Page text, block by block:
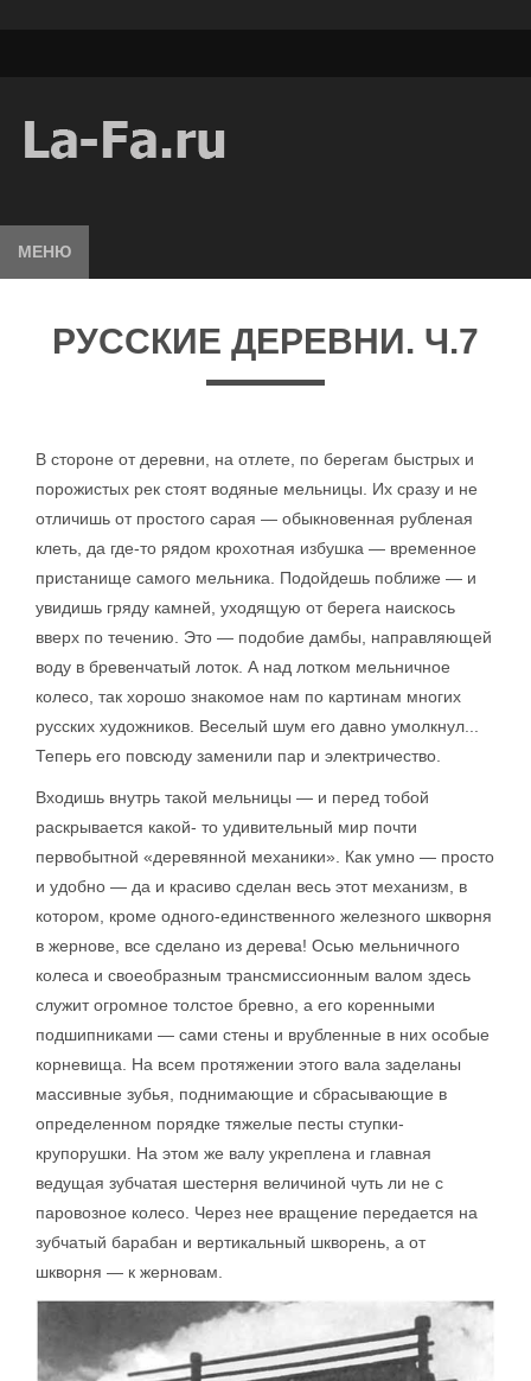
МЕНЮ
РУССКИЕ ДЕРЕВНИ. Ч.7
В стороне от деревни, на отлете, по берегам быстрых и
порожистых рек стоят водяные мельницы. Их сразу и не
отличишь от простого сарая — обыкновенная рубленая
клеть, да где-то рядом крохотная избушка — временное
пристанище самого мельника. Подойдешь поближе — и
увидишь гряду камней, уходящую от берега наискось
вверх по течению. Это — подобие дамбы, направляющей
воду в бревенчатый лоток. А над лотком мельничное
колесо, так хорошо знакомое нам по картинам многих
русских художников. Веселый шум его давно умолкнул...
Теперь его повсюду заменили пар и электричество.
Входишь внутрь такой мельницы — и перед тобой
раскрывается какой- то удивительный мир почти
первобытной «деревянной механики». Как умно — просто
и удобно — да и красиво сделан весь этот механизм, в
котором, кроме одного-единственного железного шкворня
в жернове, все сделано из дерева! Осью мельничного
колеса и своеобразным трансмиссионным валом здесь
служит огромное толстое бревно, а его коренными
подшипниками — сами стены и врубленные в них особые
корневища. На всем протяжении этого вала заделаны
массивные зубья, поднимающие и сбрасывающие в
определенном порядке тяжелые песты ступки-
крупорушки. На этом же валу укреплена и главная
ведущая зубчатая шестерня величиной чуть ли не с
паровозное колесо. Через нее вращение передается на
зубчатый барабан и вертикальный шкворень, а от
шкворня — к жерновам.